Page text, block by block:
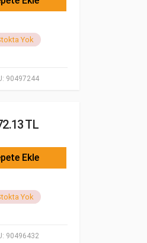
90497244
Yok
90496432
TL
Ekle
Yok